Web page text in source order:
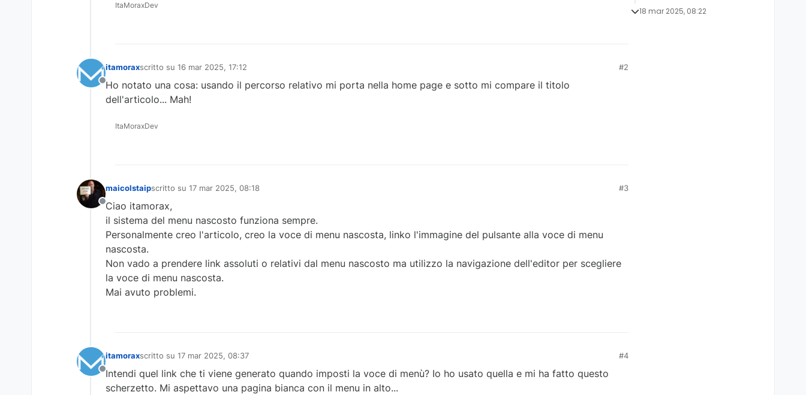
ItaMoraxDev
Non in linea
itamoraxscritto su 16 mar 2025, 17:12
ultima modifica di
#2
Ho notato una cosa: usando il percorso relativo mi porta nella home page e sotto mi compare il titolo
dell'articolo... Mah!
ItaMoraxDev
Non in linea
maicolstaipscritto su 17 mar 2025, 08:18
ultima modifica di
#3
Ciao itamorax,
il sistema del menu nascosto funziona sempre.
Personalmente creo l'articolo, creo la voce di menu nascosta, linko l'immagine del pulsante alla voce di menu
nascosta.
Non vado a prendere link assoluti o relativi dal menu nascosto ma utilizzo la navigazione dell'editor per scegliere
la voce di menu nascosta.
Mai avuto problemi.
Non in linea
itamoraxscritto su 17 mar 2025, 08:37
ultima modifica di
#4
Intendi quel link che ti viene generato quando imposti la voce di menù? Io ho usato quella e mi ha fatto questo
scherzetto. Mi aspettavo una pagina bianca con il menu in alto...
18 mar 2025, 08:22